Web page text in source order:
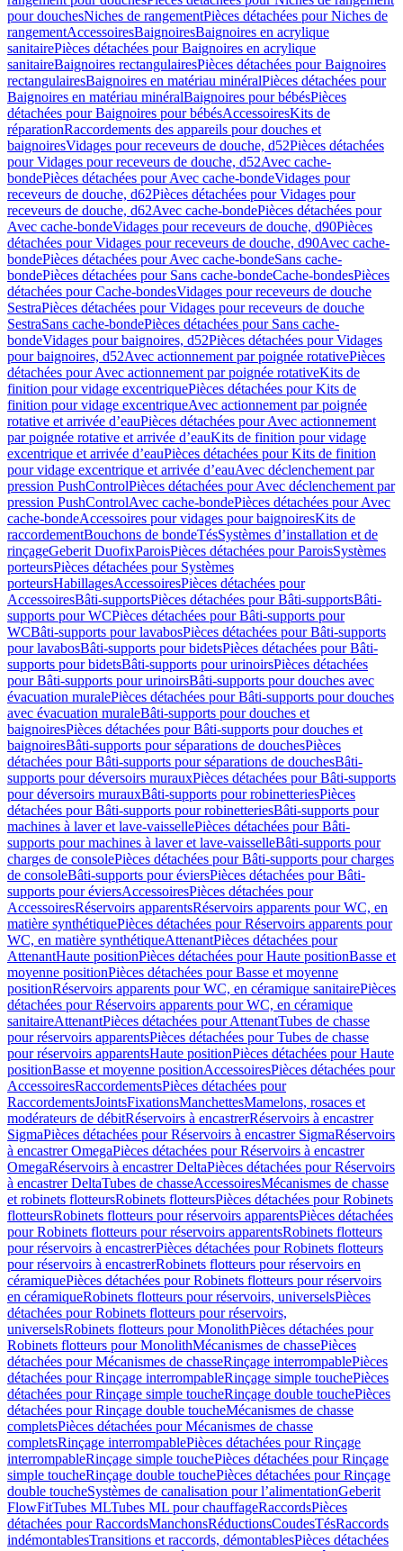
pour douchesNiches de rangementPièces détachées pour Niches de
rangementAccessoiresBaignoiresBaignoires en acrylique
sanitairePièces détachées pour Baignoires en acrylique
sanitaireBaignoires rectangulairesPièces détachées pour Baignoires
rectangulairesBaignoires en matériau minéralPièces détachées pour
Baignoires en matériau minéralBaignoires pour bébésPièces
détachées pour Baignoires pour bébésAccessoiresKits de
réparationRaccordements des appareils pour douches et
baignoiresVidages pour receveurs de douche, d52Pièces détachées
pour Vidages pour receveurs de douche, d52Avec cache-
bondePièces détachées pour Avec cache-bondeVidages pour
receveurs de douche, d62Pièces détachées pour Vidages pour
receveurs de douche, d62Avec cache-bondePièces détachées pour
Avec cache-bondeVidages pour receveurs de douche, d90Pièces
détachées pour Vidages pour receveurs de douche, d90Avec cache-
bondePièces détachées pour Avec cache-bondeSans cache-
bondePièces détachées pour Sans cache-bondeCache-bondesPièces
détachées pour Cache-bondesVidages pour receveurs de douche
SestraPièces détachées pour Vidages pour receveurs de douche
SestraSans cache-bondePièces détachées pour Sans cache-
bondeVidages pour baignoires, d52Pièces détachées pour Vidages
pour baignoires, d52Avec actionnement par poignée rotativePièces
détachées pour Avec actionnement par poignée rotativeKits de
finition pour vidage excentriquePièces détachées pour Kits de
finition pour vidage excentriqueAvec actionnement par poignée
rotative et arrivée d’eauPièces détachées pour Avec actionnement
par poignée rotative et arrivée d’eauKits de finition pour vidage
excentrique et arrivée d’eauPièces détachées pour Kits de finition
pour vidage excentrique et arrivée d’eauAvec déclenchement par
pression PushControlPièces détachées pour Avec déclenchement par
pression PushControlAvec cache-bondePièces détachées pour Avec
cache-bondeAccessoires pour vidages pour baignoiresKits de
raccordementBouchons de bondeTésSystèmes d’installation et de
rinçageGeberit DuofixParoisPièces détachées pour ParoisSystèmes
porteursPièces détachées pour Systèmes
porteursHabillagesAccessoiresPièces détachées pour
AccessoiresBâti-supportsPièces détachées pour Bâti-supportsBâti-
supports pour WCPièces détachées pour Bâti-supports pour
WCBâti-supports pour lavabosPièces détachées pour Bâti-supports
pour lavabosBâti-supports pour bidetsPièces détachées pour Bâti-
supports pour bidetsBâti-supports pour urinoirsPièces détachées
pour Bâti-supports pour urinoirsBâti-supports pour douches avec
évacuation muralePièces détachées pour Bâti-supports pour douches
avec évacuation muraleBâti-supports pour douches et
baignoiresPièces détachées pour Bâti-supports pour douches et
baignoiresBâti-supports pour séparations de douchesPièces
détachées pour Bâti-supports pour séparations de douchesBâti-
supports pour déversoirs murauxPièces détachées pour Bâti-supports
pour déversoirs murauxBâti-supports pour robinetteriesPièces
détachées pour Bâti-supports pour robinetteriesBâti-supports pour
machines à laver et lave-vaissellePièces détachées pour Bâti-
supports pour machines à laver et lave-vaisselleBâti-supports pour
charges de consolePièces détachées pour Bâti-supports pour charges
de consoleBâti-supports pour éviersPièces détachées pour Bâti-
supports pour éviersAccessoiresPièces détachées pour
AccessoiresRéservoirs apparentsRéservoirs apparents pour WC, en
matière synthétiquePièces détachées pour Réservoirs apparents pour
WC, en matière synthétiqueAttenantPièces détachées pour
AttenantHaute positionPièces détachées pour Haute positionBasse et
moyenne positionPièces détachées pour Basse et moyenne
positionRéservoirs apparents pour WC, en céramique sanitairePièces
détachées pour Réservoirs apparents pour WC, en céramique
sanitaireAttenantPièces détachées pour AttenantTubes de chasse
pour réservoirs apparentsPièces détachées pour Tubes de chasse
pour réservoirs apparentsHaute positionPièces détachées pour Haute
positionBasse et moyenne positionAccessoiresPièces détachées pour
AccessoiresRaccordementsPièces détachées pour
RaccordementsJointsFixationsManchettesMamelons, rosaces et
modérateurs de débitRéservoirs à encastrerRéservoirs à encastrer
SigmaPièces détachées pour Réservoirs à encastrer SigmaRéservoirs
à encastrer OmegaPièces détachées pour Réservoirs à encastrer
OmegaRéservoirs à encastrer DeltaPièces détachées pour Réservoirs
à encastrer DeltaTubes de chasseAccessoiresMécanismes de chasse
et robinets flotteursRobinets flotteursPièces détachées pour Robinets
flotteursRobinets flotteurs pour réservoirs apparentsPièces détachées
pour Robinets flotteurs pour réservoirs apparentsRobinets flotteurs
pour réservoirs à encastrerPièces détachées pour Robinets flotteurs
pour réservoirs à encastrerRobinets flotteurs pour réservoirs en
céramiquePièces détachées pour Robinets flotteurs pour réservoirs
en céramiqueRobinets flotteurs pour réservoirs, universelsPièces
détachées pour Robinets flotteurs pour réservoirs,
universelsRobinets flotteurs pour MonolithPièces détachées pour
Robinets flotteurs pour MonolithMécanismes de chassePièces
détachées pour Mécanismes de chasseRinçage interrompablePièces
détachées pour Rinçage interrompableRinçage simple touchePièces
détachées pour Rinçage simple toucheRinçage double touchePièces
détachées pour Rinçage double toucheMécanismes de chasse
completsPièces détachées pour Mécanismes de chasse
completsRinçage interrompablePièces détachées pour Rinçage
interrompableRinçage simple touchePièces détachées pour Rinçage
simple toucheRinçage double touchePièces détachées pour Rinçage
double toucheSystèmes de canalisation pour l’alimentationGeberit
FlowFitTubes MLTubes ML pour chauffageRaccordsPièces
détachées pour RaccordsManchonsRéductionsCoudesTésRaccords
indémontablesTransitions et raccords, démontablesPièces détachées